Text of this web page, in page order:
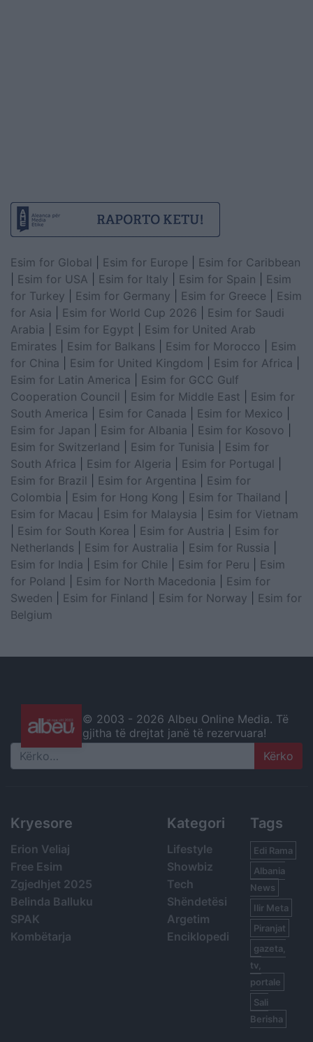
Esim for Global Esim for Europe
Esim for Caribbean
Esim for USA Esim for Italy Esim for Spain
Esim
for Turkey
Esim for Germany Esim for Greece
Esim
for Asia
Esim for World Cup 2026
Esim for Saudi
Arabia
Esim for Egypt
Esim for United Arab
Emirates
Esim for Balkans Esim for Morocco
Esim
for China
Esim for United Kingdom Esim for Africa
Esim for Latin America
Esim for GCC Gulf
Cooperation Council
Esim for Middle East
Esim for
South America
Esim for Canada Esim for Mexico
Esim for Japan
Esim for Albania Esim for Kosovo
Esim for Switzerland
Esim for Tunisia
Esim for
South Africa
Esim for Algeria Esim for Portugal
Esim for Brazil
Esim for Argentina
Esim for
Colombia
Esim for Hong Kong Esim for Thailand
Esim for Macau
Esim for Malaysia
Esim for Vietnam
Esim for South Korea Esim for Austria
Esim for
Netherlands
Esim for Australia Esim for Russia
Esim for India
Esim for Chile Esim for Peru
Esim
for Poland
Esim for North Macedonia
Esim for
Sweden
Esim for Finland Esim for Norway
Esim for
Belgium
© 2003 - 2026 Albeu Online Media. Të
gjitha të drejtat janë të rezervuara!
Search
Kryesore
Erion Veliaj
Free Esim
Zgjedhjet 2025
Belinda Balluku
SPAK
Kombëtarja
Kategori
Lifestyle
Showbiz
Tech
Shëndetësi
Argetim
Enciklopedi
Tags
Edi Rama
Albania
News
Ilir Meta
Piranjat
gazeta,
tv,
portale
Sali
Berisha